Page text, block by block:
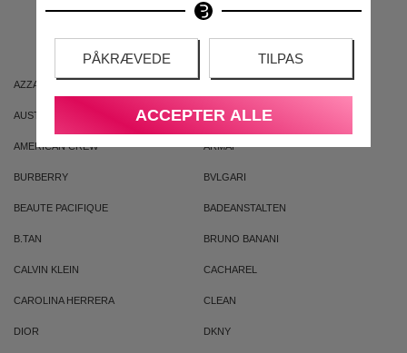
PÅKRÆVEDE TILPAS
ACCEPTER ALLE
MÆRKER
AZZARO
AUSTRALIAN GOLD AUSTRALIAN BODYCARE
AMERICAN CREW ARMAF
BURBERRY BVLGARI
BEAUTE PACIFIQUE BADEANSTALTEN
B.TAN BRUNO BANANI
CALVIN KLEIN CACHAREL
CAROLINA HERRERA CLEAN
DIOR DKNY